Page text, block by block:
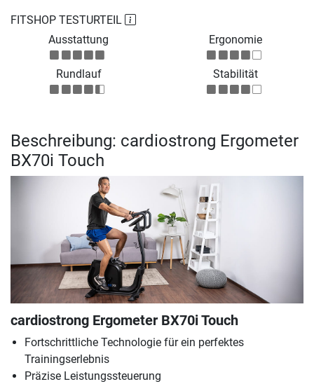
FITSHOP TESTURTEIL
Ausstattung
Ergonomie
Rundlauf Stabilität
Beschreibung: cardiostrong Ergometer
BX70i Touch
cardiostrong Ergometer BX70i Touch
Fortschrittliche Technologie für ein perfektes
Trainingserlebnis
Präzise Leistungssteuerung